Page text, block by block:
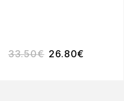
33.50€ 26.80€